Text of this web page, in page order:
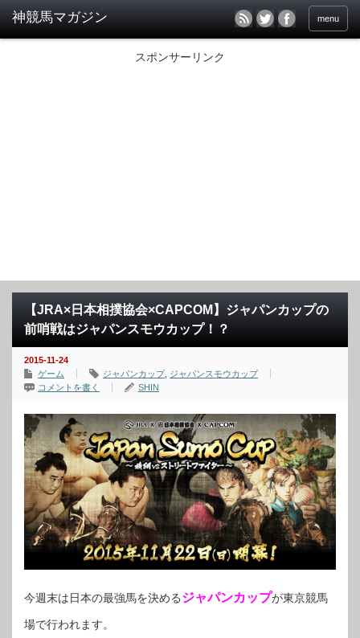
menu
スポンサーリンク
【JRA×日本相撲協会×CAPCOM】ジャパンカップの
前哨戦はジャパンスモウカップ！？
2015-11-24
ゲーム
ジャパンカップ, ジャパンスモウカップ
コメントを書く
SHIN
今週末は日本の最強馬を決めるジャパンカップが東京競馬
場で行われます。